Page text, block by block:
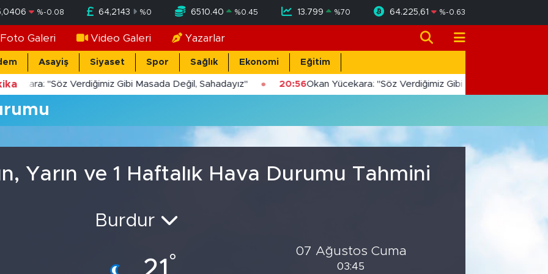
%-0.08 64,2143 %0 6510.40 %0.45 13.799 %70 64.225,61 %-0.63
Foto Galeri Video Galeri Yazarlar
Asayiş Siyaset Spor Sağlık Ekonomi Eğitim
"Söz Verdiğimiz Gibi Masada Değil, Sahadayız" 20:56Okan Yücekara: "Söz Verdiğimiz Gibi Masada Değil,
Yarın ve 1 Haftalık Hava Durumu Tahmini
Burdur
°
07 Ağustos Cuma
03:45